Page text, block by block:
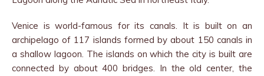
Venice is world-famous for its canals. It is built on an
archipelago of 117 islands formed by about 150 canals in
a shallow lagoon. The islands on which the city is built are
connected by about 400 bridges. In the old center, the